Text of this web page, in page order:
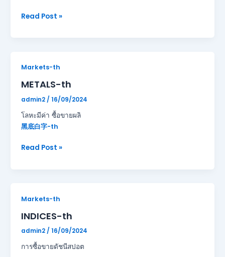
Read Post »
Markets-th
METALS-th
admin2 / 16/09/2024
โลหะมีค่า ซื้อขายผลิ
黑底白字-th
METALS-
Read Post »
Markets-th
INDICES-th
admin2/ 16/09/2024
การซื้อขายดัชนีสปอต
INDICES-